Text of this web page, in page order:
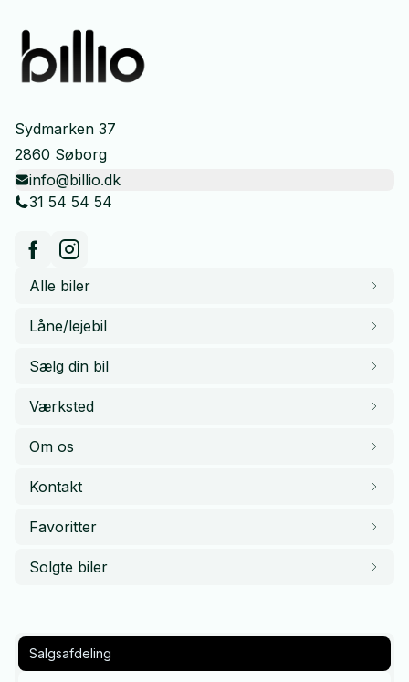
Sydmarken 37
2860 Søborg
info@billio.dk
31 54 54 54
Alle biler
Låne/lejebil
Sælg din bil
Værksted
Om os
Kontakt
Favoritter
Solgte biler
Salgsafdeling